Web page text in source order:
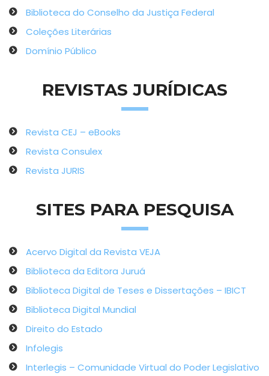
Biblioteca do Conselho da Justiça Federal
Coleções Literárias
Domínio Público
REVISTAS JURÍDICAS
Revista CEJ – eBooks
Revista Consulex
Revista JURIS
SITES PARA PESQUISA
Acervo Digital da Revista VEJA
Biblioteca da Editora Juruá
Biblioteca Digital de Teses e Dissertações – IBICT
Biblioteca Digital Mundial
Direito do Estado
Infolegis
Interlegis – Comunidade Virtual do Poder Legislativo